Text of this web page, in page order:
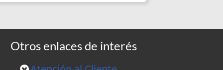
Otros enlaces de interés